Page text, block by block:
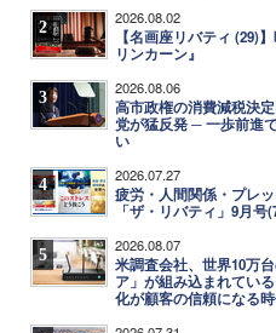
2 2026.08.02
【名画座リバティ (29)
リンカーン』
3 2026.08.06
高市政権の消費減税決
党が猛反発 ─ 一歩前進
い
4 2026.07.27
疲労・人間関係・プレ
「ザ・リバティ」9月号
5 2026.08.07
米調査会社、世界10万
ア」が組み込まれてい
化が顧客の信頼になる